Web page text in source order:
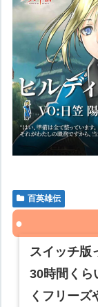
百英雄伝
スイッチ版
30時間くら
くフリーズ